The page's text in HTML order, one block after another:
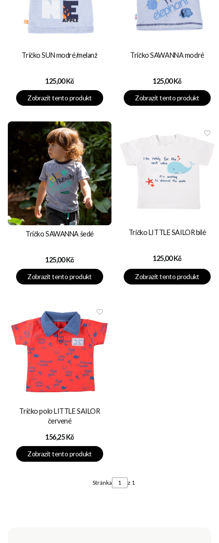
Tričko SUN modré/melanž
Cena
125,00 Kč
Zobrazit tento produkt
Tričko SAWANNA modré
Cena
125,00 Kč
Zobrazit tento produkt
Tričko SAWANNA šedé
Cena
125,00 Kč
Zobrazit tento produkt
Tričko LITTLE SAILOR bílé
Cena
125,00 Kč
Zobrazit tento produkt
Tričko polo LITTLE SAILOR
červené
Cena
156,25 Kč
Zobrazit tento produkt
Stránka z 1